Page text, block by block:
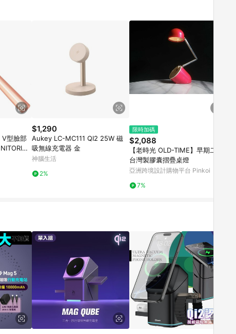
V型臉部
宜
$1,290
Aukey LC-MC111 QI2 25W 磁
吸無線充電器 金
神腦生活
2%
限時加碼
$2,088
【老時光 OLD-TIME】早期二手
台灣製膠囊摺疊桌燈
亞洲跨境設計購物平台 Pinkoi
7%